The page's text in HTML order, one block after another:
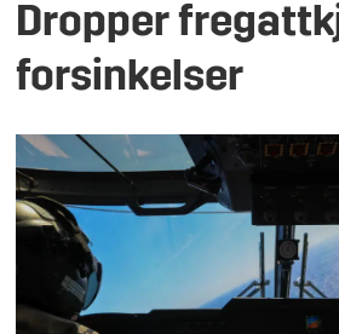
Dropper
forsinkelser